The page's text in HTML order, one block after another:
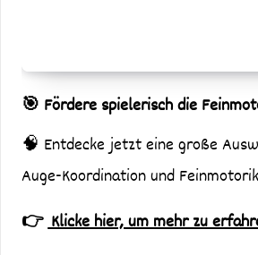
🎯 Fördere spielerisch die
🧠 Entdecke jetzt eine große
Auge-Koordination und
👉Klicke hier, um mehr zu